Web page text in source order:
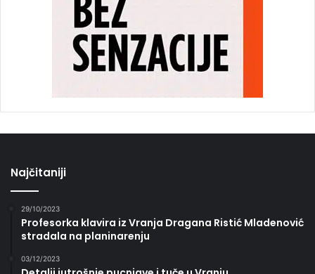
Najčitaniji
29/10/2023
Profesorka klavira iz Vranja Dragana Ristić Mladenović
stradala na planinarenju
03/12/2023